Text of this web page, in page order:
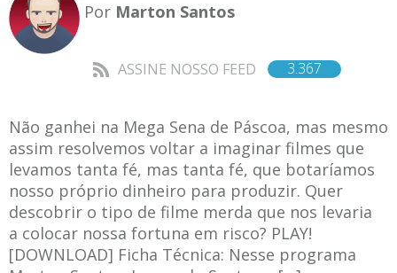
Por Marton Santos
ASSINE NOSSO FEED 3.367
Não ganhei na Mega Sena de Páscoa, mas mesmo
assim resolvemos voltar a imaginar filmes que
levamos tanta fé, mas tanta fé, que botaríamos
nosso próprio dinheiro para produzir. Quer
descobrir o tipo de filme merda que nos levaria
a colocar nossa fortuna em risco? PLAY!
[DOWNLOAD] Ficha Técnica: Nesse programa